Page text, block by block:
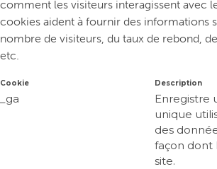
comment les visiteurs interagissent avec
cookies aident à fournir des informations
nombre de visiteurs, du taux de rebond,
etc.
Cookie Description
_ga
Enregistre
unique
des
façon dont
site.